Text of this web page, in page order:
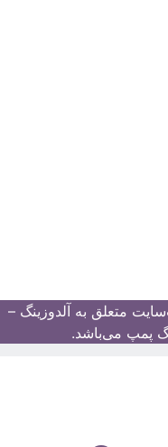
متعلق به آلدوزینگ –
پمپ می‌باشد.